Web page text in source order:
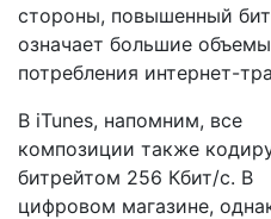
стороны, повышенный
означает большие объемы
потребления интернет-
В iTunes, напомним, все
композиции также
битрейтом 256 Кбит/с. В
цифровом магазине,